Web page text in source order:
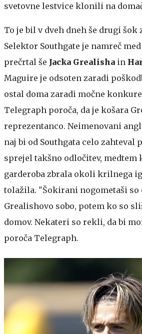
svetovne lestvice klonili na
To je bil v dveh dneh še drugi šok
Selektor Southgate je namreč
prečrtal še Jacka Grealisha in
Maguire je odsoten zaradi
ostal doma zaradi močne
Telegraph poroča, da je košara
reprezentanco. Neimenovani
naj bi od Southgata celo zahteval
sprejel takšno odločitev, medtem
garderoba zbrala okoli krilnega
tolažila. "Šokirani nogometaši so
Grealishovo sobo, potem ko so
domov. Nekateri so rekli, da bi
poroča Telegraph.